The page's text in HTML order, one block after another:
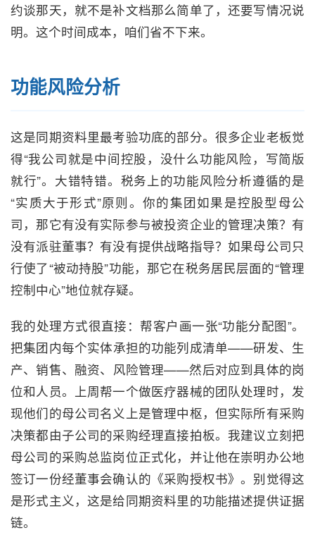
约谈那天，就不是补文档那么简单了，还要写情况说
明。这个时间成本，咱们省不下来。
功能风险分析
这是同期资料里最考验功底的部分。很多企业老板觉
得“我公司就是中间控股，没什么功能风险，写简版
就行”。大错特错。税务上的功能风险分析遵循的是
“实质大于形式”原则。你的集团如果是控股型母公
司，那它有没有实际参与被投资企业的管理决策？有
没有派驻董事？有没有提供战略指导？如果母公司只
行使了“被动持股”功能，那它在税务居民层面的“管理
控制中心”地位就存疑。
我的处理方式很直接：帮客户画一张“功能分配图”。
把集团内每个实体承担的功能列成清单——研发、生
产、销售、融资、风险管理——然后对应到具体的岗
位和人员。上周帮一个做医疗器械的团队处理时，发
现他们的母公司名义上是管理中枢，但实际所有采购
决策都由子公司的采购经理直接拍板。我建议立刻把
母公司的采购总监岗位正式化，并让他在崇明办公地
签订一份经董事会确认的《采购授权书》。别觉得这
是形式主义，这是给同期资料里的功能描述提供证据
链。